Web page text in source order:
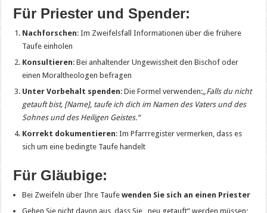
Für Priester und Spender:
Nachforschen: Im Zweifelsfall Informationen über die frühere
Taufe einholen
Konsultieren: Bei anhaltender Ungewissheit den Bischof oder
einen Moraltheologen befragen
Unter Vorbehalt spenden: Die Formel verwenden:„Falls du nicht
getauft bist, [Name], taufe ich dich im Namen des Vaters und des
Sohnes und des Heiligen Geistes.“
Korrekt dokumentieren: Im Pfarrregister vermerken, dass es
sich um eine bedingte Taufe handelt
Für Gläubige:
Bei Zweifeln über Ihre Taufewenden Sie sich an einen Priester
Gehen Sie nicht davon aus, dass Sie „neu getauft“ werden müssen;